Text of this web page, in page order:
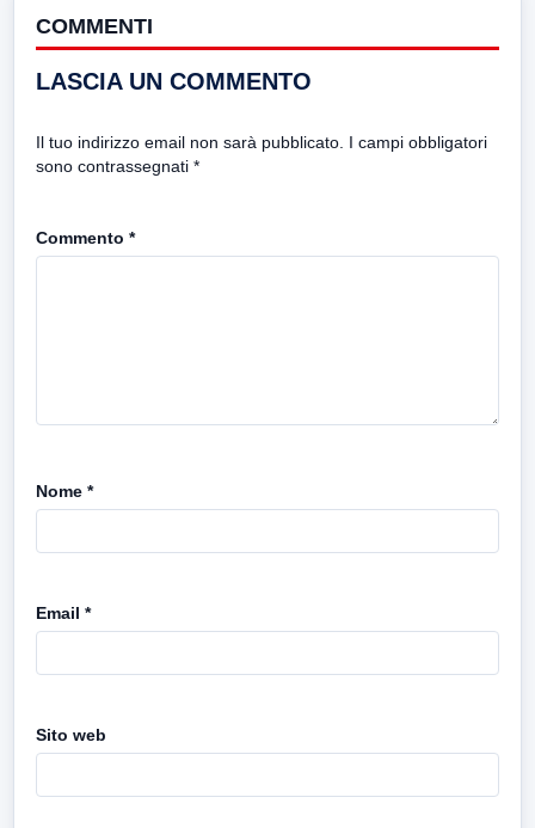
COMMENTI
LASCIA UN COMMENTO
Il tuo indirizzo email non sarà pubblicato. I campi obbligatori
sono contrassegnati *
Commento *
Nome *
Email *
Sito web